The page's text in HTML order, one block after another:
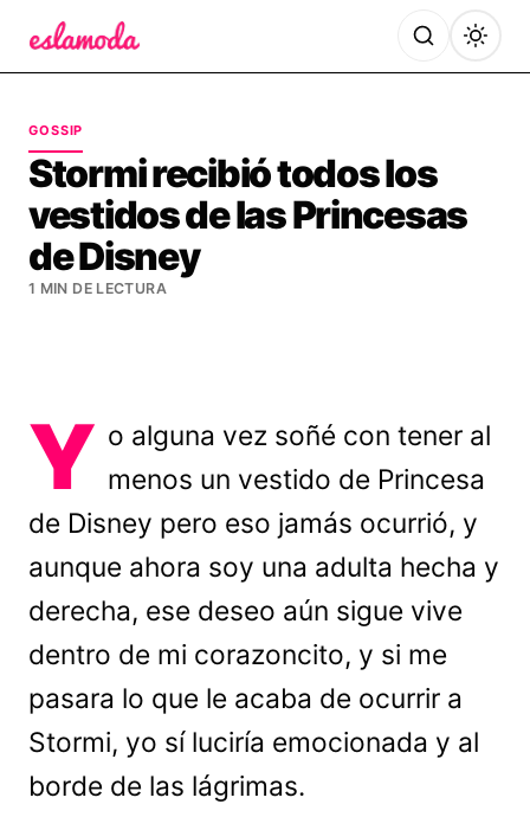
GOSSIP
Stormi recibió todos los
vestidos de las Princesas
de Disney
1 MIN DE LECTURA
Y o alguna vez soñé con tener al
menos un vestido de Princesa
de Disney pero eso jamás ocurrió, y
aunque ahora soy una adulta hecha y
derecha, ese deseo aún sigue vive
dentro de mi corazoncito, y si me
pasara lo que le acaba de ocurrir a
Stormi, yo sí luciría emocionada y al
borde de las lágrimas.